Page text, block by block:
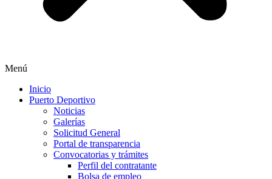
Menú
Inicio
Puerto Deportivo
Noticias
Galerías
Solicitud General
Portal de transparencia
Convocatorias y trámites
Perfil del contratante
Bolsa de empleo